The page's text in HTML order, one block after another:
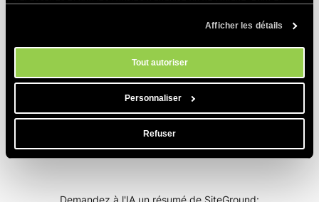
. Vous pouvez gérer vos préférences
Afficher les détails
Tout autoriser
Personnaliser
Refuser
Hébergement web
Hébergement pour WordPress
Programme d’affiliation d’hébergement
Website Builder
E-commerce
Coderick AI
Technologie d'hébergement
Avis SiteGround
Ressources
Demandez à l'IA un résumé de SiteGround: